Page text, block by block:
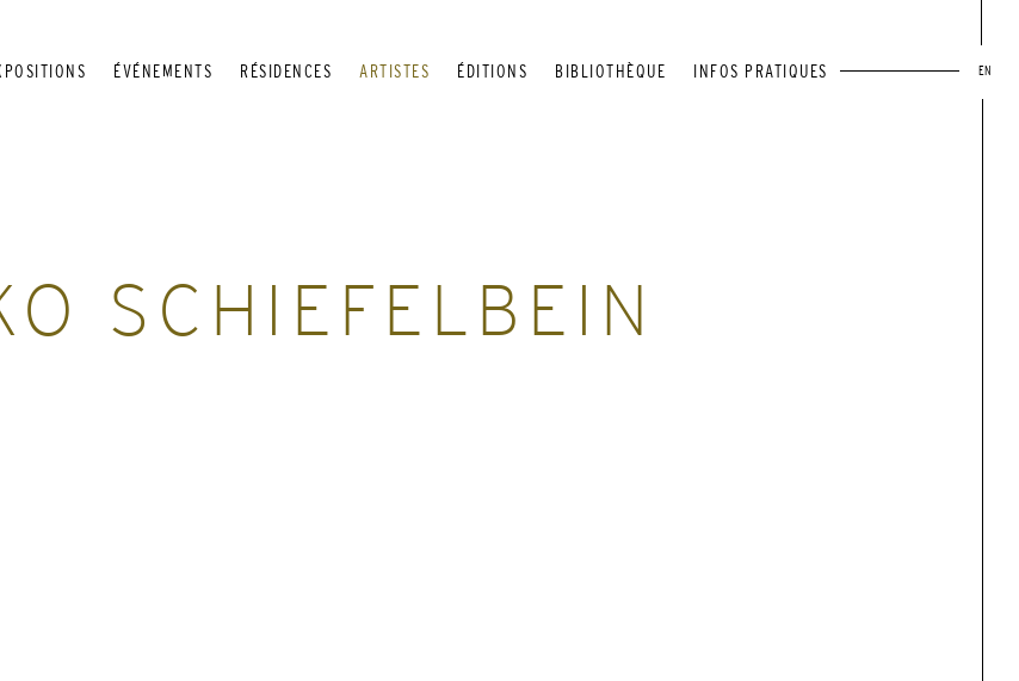
ÉVÉNEMENTS RÉSIDENCES ARTISTES ÉDITIONS BIBLIOTHÈQUE INFOS PRATIQUES EN
SCHIEFELBEIN